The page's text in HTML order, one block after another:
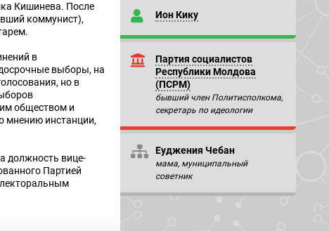
Кишинева. После
коммунист),
в
выборы, на
но в
обществом и
мнению инстанции,
должность вице-
Партией
Ион Кику
Партия социалистов
Республики Молдова
(ПСРМ)
бывший член Политисполкома,
секретарь по идеологии
Еуджения Чебан
мама, муниципальный
советник